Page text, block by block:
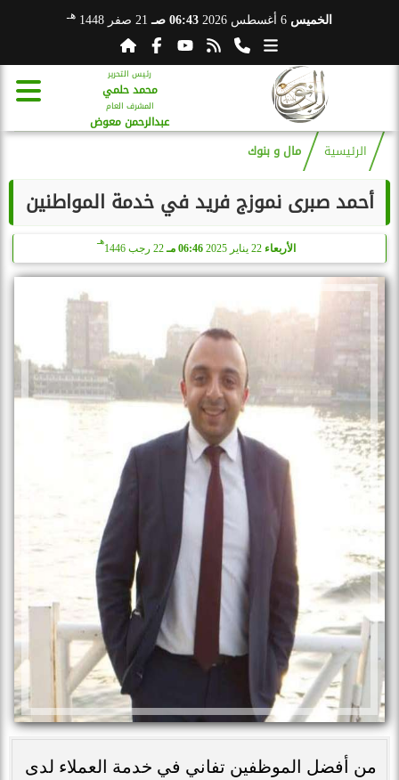
الخميس 06:43 صـ 21 صفر 1448 هـ
رئيس التحرير
محمد حلمي
المشرف العام
عبدالرحمن معوض
الرئيسية مال و بنوك
أحمد صبرى نموزج فريد في خدمة المواطنين
الأربعاء 22 يناير 2025 06:46 مـ 22 رجب 1446
هـ
من أفضل الموظفين تفاني في خدمة العملاء لدى